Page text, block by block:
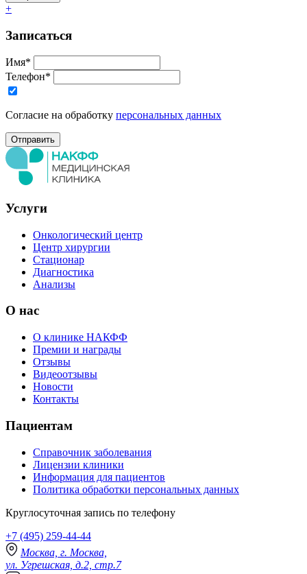
+
Записаться
Имя*
Телефон*
Согласие на обработку персональных данных
Услуги
Онкологический центр
Центр хирургии
Стационар
Диагностика
Анализы
О нас
О клинике НАКФФ
Премии и награды
Отзывы
Видеоотзывы
Новости
Контакты
Пациентам
Справочник заболевания
Лицензии клиники
Информация для пациентов
Политика обработки персональных данных
Круглосуточная запись по телефону
+7 (495) 259-44-44
Москва, г. Москва,
ул. Угрешская, д.2, стр.7